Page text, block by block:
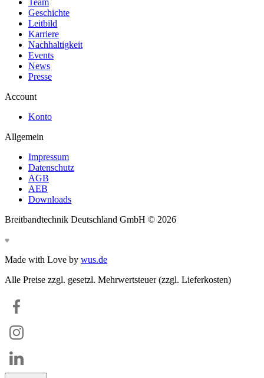
Team
Geschichte
Leitbild
Karriere
Nachhaltigkeit
Events
News
Presse
Account
Konto
Allgemein
Impressum
Datenschutz
AGB
AEB
Downloads
Breitbandtechnik Deutschland GmbH © 2026
Made with Love by wus.de
Alle Preise zzgl. gesetzl. Mehrwertsteuer (zzgl. Lieferkosten)